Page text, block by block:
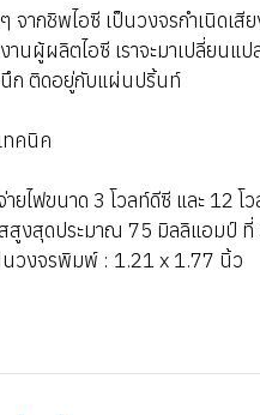
จากชิพไอซี เป็นวงจรกำเนิดเ
านผู้ผลิตไอซี เราจะมาเปลี่ยนแ
นึก ติดอยู่กับแผ่นปริ้นท์
ทคนิค
ายไฟขนาด 3 โวลท์ดีซี และ 12 โ
สูงสุดประมาณ 75 มิลลิแอมป์ ที่
วงจรพิมพ์ : 1.21 x 1.77 นิ้ว